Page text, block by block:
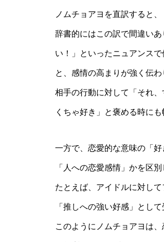
ノムチョアヨを直訳すると
辞書的にはこの訳で間違い
い！」といったニュアンス
と、感情の高まりが強く伝わ
相手の行動に対して「それ
くちゃ好き」と褒める時に
一方で、恋愛的な意味の「
「人への恋愛感情」かを区
たとえば、アイドルに対し
「推しへの強い好感」として
このようにノムチョアヨは